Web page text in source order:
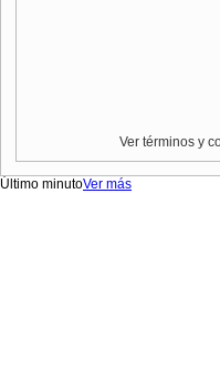
Ver términos y
Último minutoVer más